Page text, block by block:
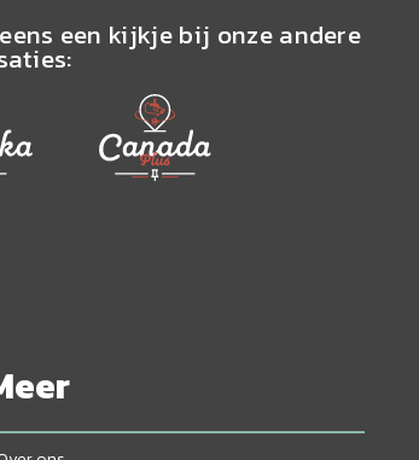
een kijkje bij onze andere